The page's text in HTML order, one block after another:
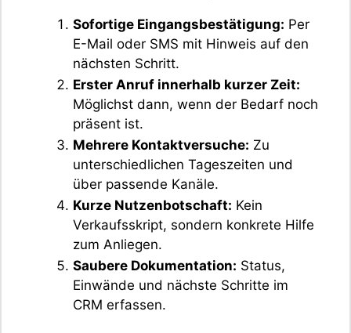
Sofortige Eingangsbestätigung: Per
E-Mail oder SMS mit Hinweis auf den
nächsten Schritt.
Erster Anruf innerhalb kurzer Zeit:
Möglichst dann, wenn der Bedarf noch
präsent ist.
Mehrere Kontaktversuche: Zu
unterschiedlichen Tageszeiten und
über passende Kanäle.
Kurze Nutzenbotschaft: Kein
Verkaufsskript, sondern konkrete Hilfe
zum Anliegen.
Saubere Dokumentation: Status,
Einwände und nächste Schritte im
CRM erfassen.